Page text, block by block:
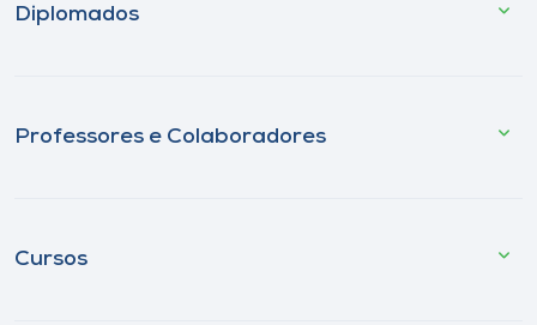
Diplomados
Professores e Colaboradores
Cursos